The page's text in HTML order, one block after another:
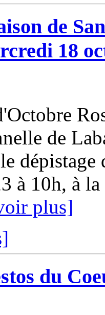
de
18
de
à 10h, à
plus]
du